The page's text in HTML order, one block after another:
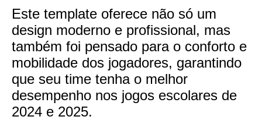
Este template oferece não só um
design moderno e profissional, mas
também foi pensado para o conforto e
mobilidade dos jogadores, garantindo
que seu time tenha o melhor
desempenho nos jogos escolares de
2024 e 2025.